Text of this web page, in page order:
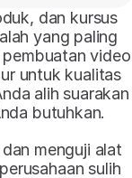
dan kursus
yang paling
video
untuk kualitas
alih suarakan
butuhkan.
menguji alat
sulih